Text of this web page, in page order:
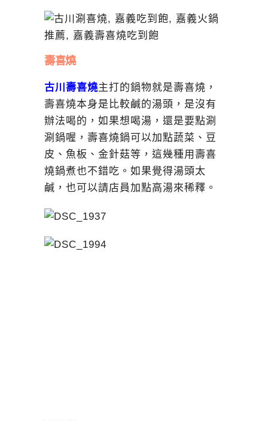
壽喜燒
古川壽喜燒主打的鍋物就是壽喜燒，
壽喜燒本身是比較鹹的湯頭，是沒有
辦法喝的，如果想喝湯，還是要點涮
涮鍋喔，壽喜燒鍋可以加點蔬菜、豆
皮、魚板、金針菇等，這幾種用壽喜
燒鍋煮也不錯吃。如果覺得湯頭太
鹹，也可以請店員加點高湯來稀釋。